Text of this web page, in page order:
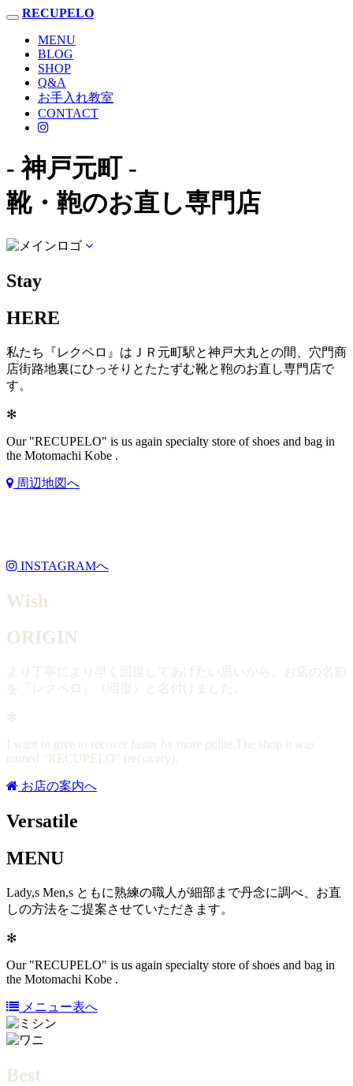
Toggle
navigation
RECUPELO
MENU
BLOG
SHOP
Q&A
お手入れ教室
CONTACT
- 神戸元町 -
靴・鞄のお直し専門店
Stay
HERE
私たち『レクペロ』はＪＲ元町駅と神戸大丸との間、穴門商
店街路地裏にひっそりとたたずむ靴と鞄のお直し専門店で
す。
✻
Our "RECUPELO" is us again specialty store of shoes and bag in
the Motomachi Kobe .
周辺地図へ
INSTAGRAMへ
Wish
ORIGIN
より丁寧により早く回復してあげたい思いから、お店の名前
を『レクペロ』（回復）と名付けました。
✻
I want to give to recover faster by more polite,The shop it was
named "RECUPELO" (recovery).
お店の案内へ
Versatile
MENU
Lady,s Men,s ともに熟練の職人が細部まで丹念に調べ、お直
しの方法をご提案させていただきます。
✻
Our "RECUPELO" is us again specialty store of shoes and bag in
the Motomachi Kobe .
メニュー表へ
Best